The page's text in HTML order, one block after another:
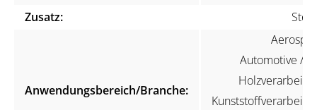
Zusatz:
Anwendungsbereich/Branche:
Automotive /